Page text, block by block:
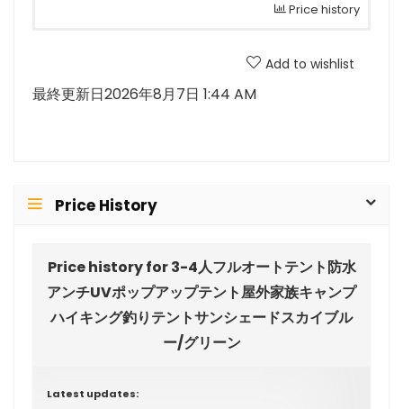
Price history
Add to wishlist
最終更新日2026年8月7日 1:44 AM
Price History
Price history for 3-4人フルオートテント防水
アンチUVポップアップテント屋外家族キャンプ
ハイキング釣りテントサンシェードスカイブル
ー/グリーン
Latest updates: